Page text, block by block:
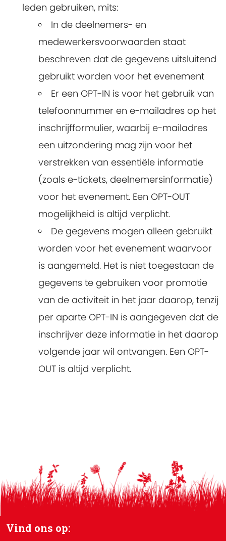
leden gebruiken, mits:
In de deelnemers- en
medewerkersvoorwaarden staat
beschreven dat de gegevens uitsluitend
gebruikt worden voor het evenement
Er een OPT-IN is voor het gebruik van
telefoonnummer en e-mailadres op het
inschrijfformulier, waarbij e-mailadres
een uitzondering mag zijn voor het
verstrekken van essentiële informatie
(zoals e-tickets, deelnemersinformatie)
voor het evenement. Een OPT-OUT
mogelijkheid is altijd verplicht.
De gegevens mogen alleen gebruikt
worden voor het evenement waarvoor
is aangemeld. Het is niet toegestaan de
gegevens te gebruiken voor promotie
van de activiteit in het jaar daarop, tenzij
per aparte OPT-IN is aangegeven dat de
inschrijver deze informatie in het daarop
volgende jaar wil ontvangen. Een OPT-
OUT is altijd verplicht.
Vind ons op: